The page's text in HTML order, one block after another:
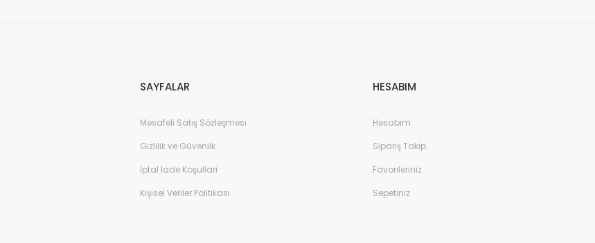
SAYFALAR
Mesafeli Satış Sözleşmesi
Gizlilik ve Güvenlik
İptal İade Koşullari
Kişisel Veriler Politikası
HESABIM
Hesabım
Sipariş Takip
Favorileriniz
Sepetiniz